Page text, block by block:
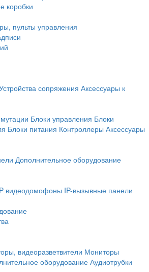
коробки
пульты управления
сопряжения Аксессуары к
Блоки управления Блоки
Блоки питания Контроллеры Аксессуары
Дополнительное оборудование
видеодомофоны IP-вызывные панели
видеоразветвители Мониторы
оборудование Аудиотрубки